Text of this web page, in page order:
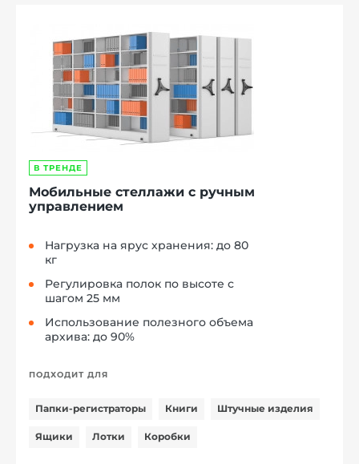
В ТРЕНДЕ
Мобильные стеллажи с ручным
управлением
Нагрузка на ярус хранения: до 80
кг
Регулировка полок по высоте с
шагом 25 мм
Использование полезного объема
архива: до 90%
ПОДХОДИТ ДЛЯ
Папки-регистраторы Книги Штучные изделия
Ящики Лотки Коробки